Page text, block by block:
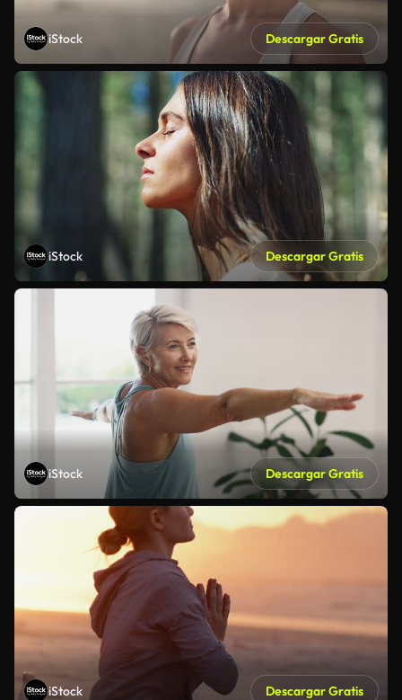
iStock Descargar Gratis
iStock Descargar Gratis
iStock Descargar Gratis
iStock Descargar Gratis